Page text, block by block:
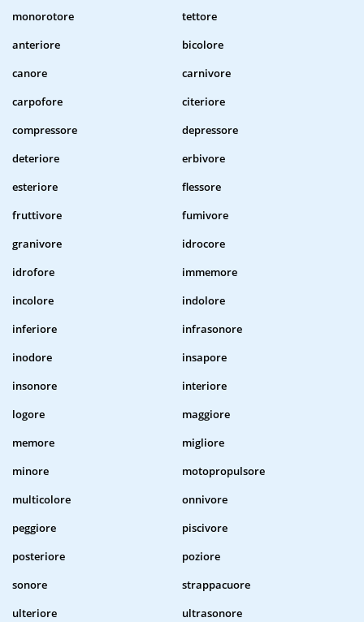
monorotore
tettore
anteriore
bicolore
canore
carnivore
carpofore
citeriore
compressore
depressore
deteriore
erbivore
esteriore
flessore
fruttivore
fumivore
granivore
idrocore
idrofore
immemore
incolore
indolore
inferiore
infrasonore
inodore
insapore
insonore
interiore
logore
maggiore
memore
migliore
minore
motopropulsore
multicolore
onnivore
peggiore
piscivore
posteriore
poziore
sonore
strappacuore
ulteriore
ultrasonore